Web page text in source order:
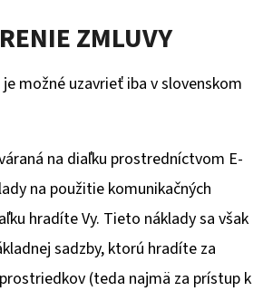
ZMLUVY
možné uzavrieť iba v slovenskom
na diaľku prostredníctvom E-
na použitie komunikačných
hradíte Vy. Tieto náklady sa však
sadzby, ktorú hradíte za
(teda najmä za prístup k